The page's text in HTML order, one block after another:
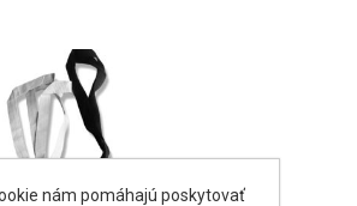
nám pomáhajú poskytovať